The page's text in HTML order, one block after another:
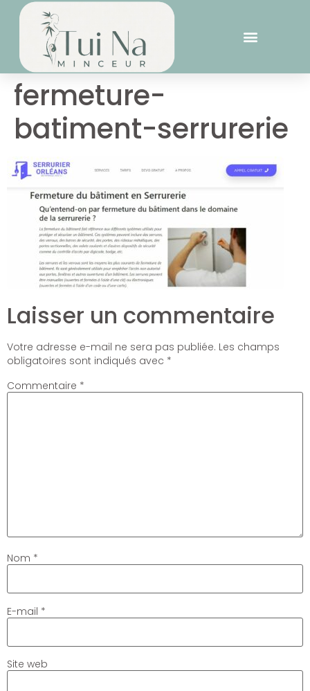
fermeture-
batiment-serrurerie
Laisser un commentaire
Votre adresse e-mail ne sera pas publiée. Les champs
obligatoires sont indiqués avec *
Commentaire *
Nom *
E-mail *
Site web